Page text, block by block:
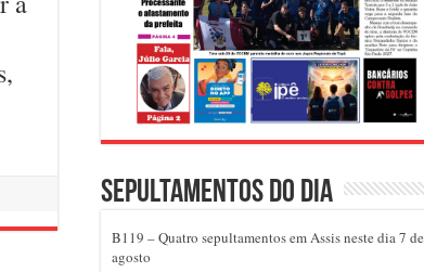
Sepultamentos do dia
B119 – Quatro sepultamentos em Assis neste dia 7 de
agosto